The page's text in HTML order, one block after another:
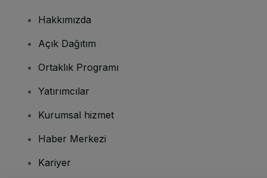
Hakkımızda
Açık Dağıtım
Ortaklık Programı
Yatırımcılar
Kurumsal hizmet
Haber Merkezi
Kariyer